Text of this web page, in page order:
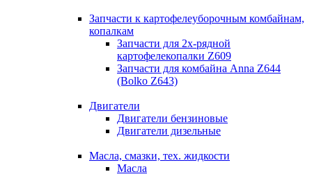
Запчасти к картофелеуборочным комбайнам,
копалкам
Запчасти для 2х-рядной
картофелекопалки Z609
Запчасти для комбайна Anna Z644
(Bolko Z643)
Двигатели
Двигатели бензиновые
Двигатели дизельные
Масла, смазки, тех. жидкости
Масла